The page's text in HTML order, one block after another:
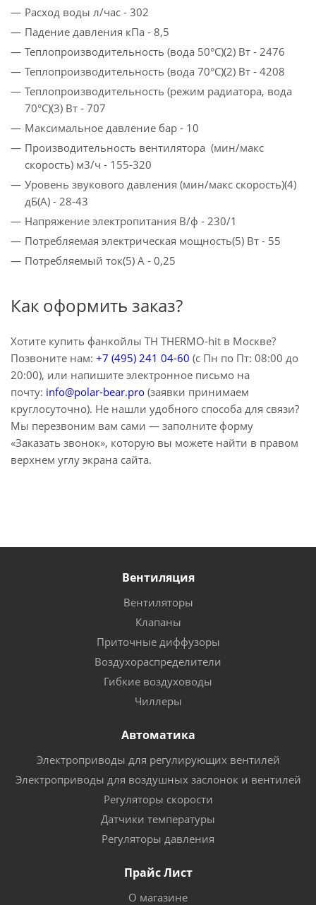
Расход воды л/час - 302
Падение давления кПа - 8,5
Теплопроизводительность (вода 50°C)(2) Вт - 2476
Теплопроизводительность (вода 70°C)(2) Вт - 4208
Теплопроизводительность (режим радиатора, вода
70°C)(3) Вт - 707
Максимальное давление бар - 10
Производительность вентилятора (мин/макс
скорость) м3/ч - 155-320
Уровень звукового давления (мин/макс скорость)(4)
дБ(A) - 28-43
Напряжение электропитания В/ф - 230/1
Потребляемая электрическая мощность(5) Вт - 55
Потребляемый ток(5) A - 0,25
Как оформить заказ?
Хотите купить фанкойлы TH THERMO-hit в Москве?
Позвоните нам: +7 (495) 241 04-60 (с Пн по Пт: 08:00 до
20:00), или напишите электронное письмо на
почту: info@polar-bear.pro (заявки принимаем
круглосуточно). Не нашли удобного способа для связи?
Мы перезвоним вам сами — заполните форму
«Заказать звонок», которую вы можете найти в правом
верхнем углу экрана сайта.
Вентиляция
Вентиляторы
Клапаны
Приточные диффузоры
Воздухораспределители
Гибкие воздуховоды
Чиллеры
Автоматика
Электроприводы для регулирующих вентилей
Электроприводы для воздушных заслонок и вентилей
Регуляторы скорости
Датчики температуры
Регуляторы давления
Прайс Лист
О магазине